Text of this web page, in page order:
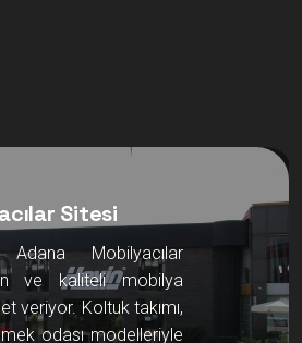
Sitesi
Mobilyacılar
ve kaliteli mobilya
veriyor. Koltuk takımı,
odası modelleriyle